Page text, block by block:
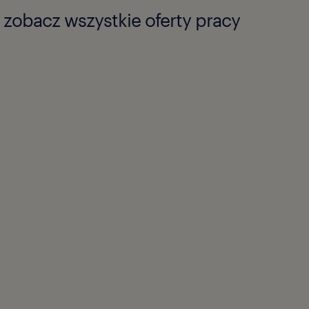
zobacz wszystkie oferty pracy